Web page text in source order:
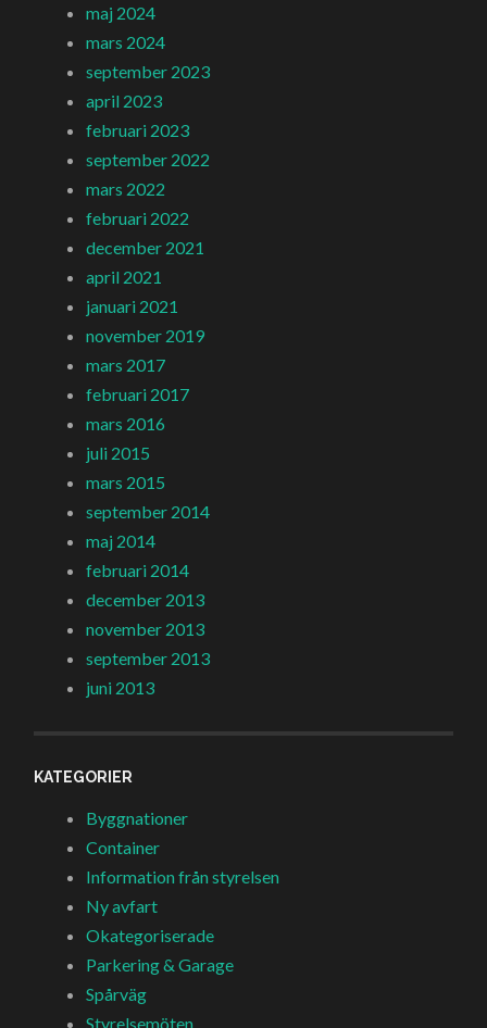
maj 2024
mars 2024
september 2023
april 2023
februari 2023
september 2022
mars 2022
februari 2022
december 2021
april 2021
januari 2021
november 2019
mars 2017
februari 2017
mars 2016
juli 2015
mars 2015
september 2014
maj 2014
februari 2014
december 2013
november 2013
september 2013
juni 2013
KATEGORIER
Byggnationer
Container
Information från styrelsen
Ny avfart
Okategoriserade
Parkering & Garage
Spårväg
Styrelsemöten